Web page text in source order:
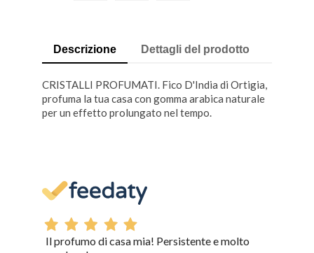
Descrizione Dettagli del prodotto
CRISTALLI PROFUMATI. Fico D'India di Ortigia,
profuma la tua casa con gomma arabica naturale
per un effetto prolungato nel tempo.
Il profumo di casa mia! Persistente e molto